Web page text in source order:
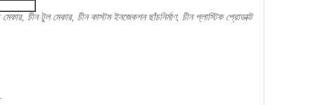
চীন টুল মেকার, চীন কাস্টম ইনজেকশন ছাঁচনির্মাণ, চীন প্লাস্টিক প্রোডাক্ট